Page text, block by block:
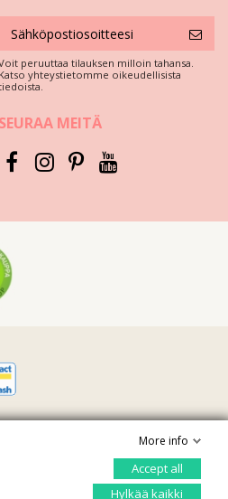
peruuttaa tilauksen milloin tahansa.
Katso yhteystietomme oikeudellisista
SEURAA MEITÄ
Hallitse yksityisyyttäsi
More info
Accept all
Hylkää kaikki